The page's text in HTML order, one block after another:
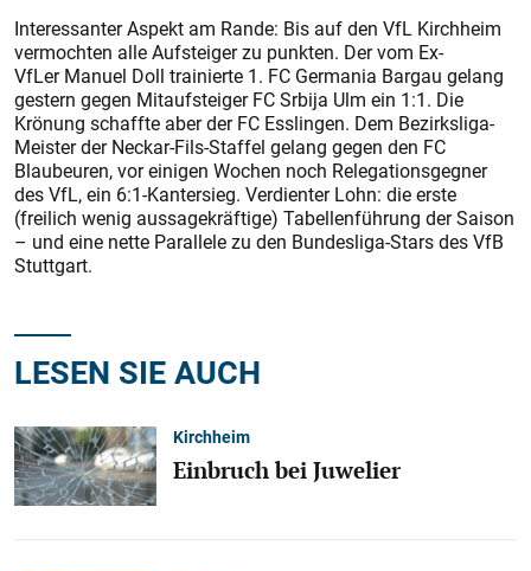
Interessanter Aspekt am Rande: Bis auf den VfL Kirchheim
vermochten alle Aufsteiger zu punkten. Der vom Ex-
VfLer Manuel Doll trainierte 1. FC Germania Bargau gelang
gestern gegen Mitaufsteiger FC Srbija Ulm ein 1:1. Die
Krönung schaffte aber der FC Esslingen. Dem Bezirksliga-
Meister der Neckar-Fils-Staffel gelang gegen den FC
Blaubeuren, vor einigen Wochen noch Relegationsgegner
des VfL, ein 6:1-Kantersieg. Verdienter Lohn: die erste
(freilich wenig aussagekräftige) Tabellenführung der Saison
– und eine nette Parallele zu den Bundesliga-Stars des VfB
Stuttgart.
LESEN SIE AUCH
Kirchheim
Einbruch bei Juwelier